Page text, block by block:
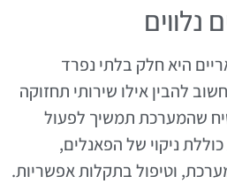
נלווים
היא חלק בלתי נפרד
להבין אילו שירותי תחזוקה
שהמערכת תמשיך לפעול
ניקוי של הפאנלים,
וטיפול בתקלות אפשריות.